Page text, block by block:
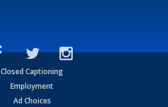
Closed Captioning
Employment
Ad Choices